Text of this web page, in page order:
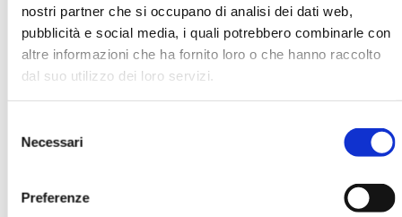
nostri partner che si occupano di analisi dei dati web,
pubblicità e social media, i quali potrebbero combinarle con
altre informazioni che ha fornito loro o che hanno raccolto
dal suo utilizzo dei loro servizi.
delNecessari
Preferenze
sede da dove parte il…
Oggetti smarriti
Il titolare verifica sempre se si trovano
può contattare il numero 335 220977 per rivendicare lo